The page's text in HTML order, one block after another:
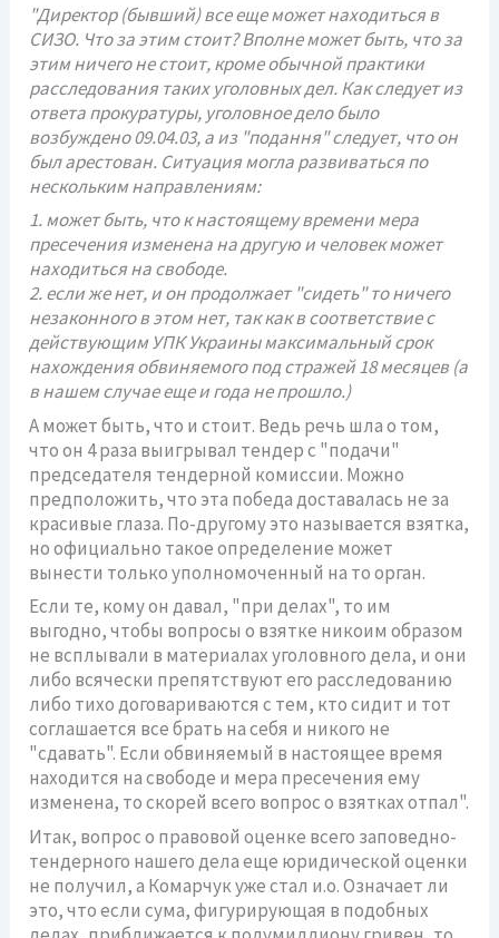
"Директор (бывший) все еще может находиться в
СИЗО. Что за этим стоит? Вполне может быть, что за
этим ничего не стоит, кроме обычной практики
расследования таких уголовных дел. Как следует из
ответа прокуратуры, уголовное дело было
возбуждено 09.04.03, а из "подання" следует, что он
был арестован. Ситуация могла развиваться по
нескольким направлениям:
1. может быть, что к настоящему времени мера
пресечения изменена на другую и человек может
находиться на свободе.
2. если же нет, и он продолжает "сидеть" то ничего
незаконного в этом нет, так как в соответствие с
действующим УПК Украины максимальный срок
нахождения обвиняемого под стражей 18 месяцев (а
в нашем случае еще и года не прошло.)
А может быть, что и стоит. Ведь речь шла о том,
что он 4 раза выигрывал тендер с "подачи"
председателя тендерной комиссии. Можно
предположить, что эта победа доставалась не за
красивые глаза. По-другому это называется взятка,
но официально такое определение может
вынести только уполномоченный на то орган.
Если те, кому он давал, "при делах", то им
выгодно, чтобы вопросы о взятке никоим образом
не всплывали в материалах уголовного дела, и они
либо всячески препятствуют его расследованию
либо тихо договариваются с тем, кто сидит и тот
соглашается все брать на себя и никого не
"сдавать". Если обвиняемый в настоящее время
находится на свободе и мера пресечения ему
изменена, то скорей всего вопрос о взятках отпал".
Итак, вопрос о правовой оценке всего заповедно-
тендерного нашего дела еще юридической оценки
не получил, а Комарчук уже стал и.о. Означает ли
это, что если сума, фигурирующая в подобных